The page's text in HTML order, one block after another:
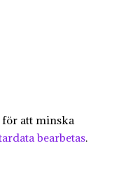
för att minska
bearbetas.